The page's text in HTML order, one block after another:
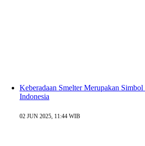
Keberadaan Smelter Merupakan
Indonesia
02 JUN 2025, 11:44 WIB